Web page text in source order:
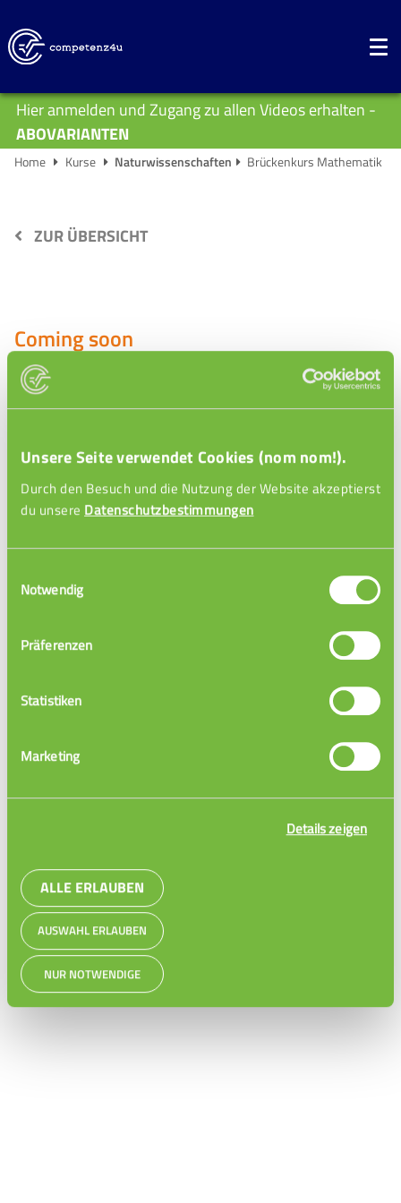
Unsere Seite verwendet Cookies (nom nom!).
Durch den Besuch und die Nutzung der Website akzeptierst
du unsere Datenschutzbestimmungen
Notwendig
Präferenzen
Statistiken
Marketing
Details zeigen
ALLE ERLAUBEN
AUSWAHL ERLAUBEN
NUR NOTWENDIGE
Hier anmelden und Zugang zu allen Videos erhalten -
ABOVARIANTEN
Home Kurse Naturwissenschaften Brückenkurs Mathematik
ZUR ÜBERSICHT
Coming soon